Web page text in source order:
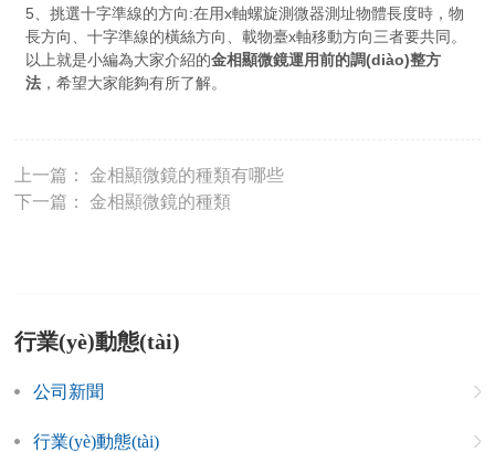
5、挑選十字準線的方向:在用x軸螺旋測微器測址物體長度時，物
長方向、十字準線的橫絲方向、載物臺x軸移動方向三者要共同。
以上就是小編為大家介紹的金相顯微鏡運用前的調(diào)整方
法 ，希望大家能夠有所了解。
上一篇： 金相顯微鏡的種類有哪些
下一篇： 金相顯微鏡的種類
行業(yè)動態(tài)
公司新聞
行業(yè)動態(tài)